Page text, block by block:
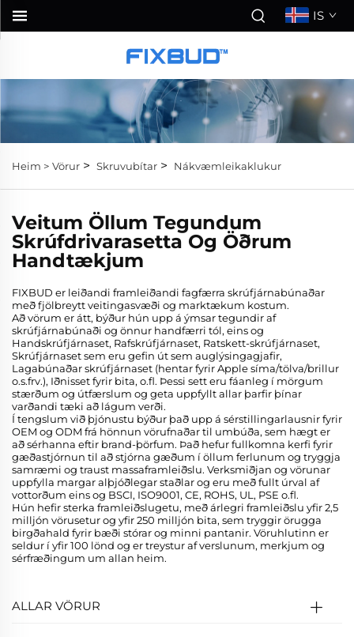
IS
Heim > Vörur > Skruvubítar > Nákvæmleikaklukur
Veitum Öllum Tegundum
Skrúfdrivarasetta Og Öðrum
Handtækjum
FIXBUD er leiðandi framleiðandi fagfærra skrúfjárnabúnaðar
með fjölbreytt veitingasvæði og marktækum kostum.
Að vörum er átt, býður hún upp á ýmsar tegundir af
skrúfjárnabúnaði og önnur handfærri tól, eins og
Handskrúfjárnaset, Rafskrúfjárnaset, Ratskett-skrúfjárnaset,
Skrúfjárnaset sem eru gefin út sem auglýsingagjafir,
Lagabúnaðar skrúfjárnaset (hentar fyrir Apple síma/tölva/brillur
o.s.frv.), Iðnisset fyrir bita, o.fl. Þessi sett eru fáanleg í mörgum
stærðum og útfærslum og geta uppfyllt allar þarfir þínar
varðandi tæki að lágum verði.
Í tengslum við þjónustu býður það upp á sérstillingarlausnir fyrir
OEM og ODM frá hönnun vörufnaðar til umbúða, sem hægt er
að sérhanna eftir brand-þörfum. Það hefur fullkomna kerfi fyrir
gæðastjórnun til að stjórna gæðum í öllum ferlunum og tryggja
samræmi og traust massaframleiðslu. Verksmiðjan og vörunar
uppfylla margar alþjóðlegar staðlar og eru með fullt úrval af
vottorðum eins og BSCI, ISO9001, CE, ROHS, UL, PSE o.fl.
Hún hefir sterka framleiðslugetu, með árlegri framleiðslu yfir 2,5
milljón vörusetur og yfir 250 milljón bita, sem tryggir örugga
birgðahald fyrir bæði stórar og minni pantanir. Vöruhlutinn er
seldur í yfir 100 lönd og er treystur af verslunum, merkjum og
sérfræðingum um allan heim.
ALLAR VÖRUR